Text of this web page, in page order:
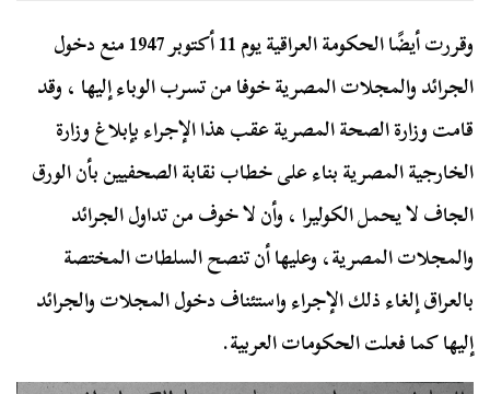
وقررت أيضًا الحكومة العراقية يوم 11 أكتوبر 1947 منع دخول
الجرائد والمجلات المصرية خوفا من تسرب الوباء إليها ، وقد
قامت وزارة الصحة المصرية عقب هذا الإجراء بإبلاغ وزارة
الخارجية المصرية بناء على خطاب نقابة الصحفيين بأن الورق
الجاف لا يحمل الكوليرا ، وأن لا خوف من تداول الجرائد
والمجلات المصرية، وعليها أن تنصح السلطات المختصة
بالعراق إلغاء ذلك الإجراء واستئناف دخول المجلات والجرائد
إليها كما فعلت الحكومات العربية.